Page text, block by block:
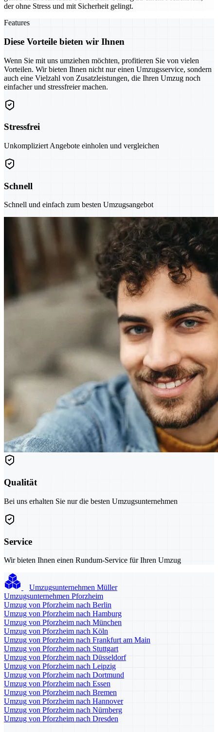
der ohne Stress und mit Sicherheit gelingt.
Features
Diese Vorteile bieten wir Ihnen
Wenn Sie mit uns umziehen möchten, profitieren Sie von vielen
Vorteilen. Wir bieten Ihnen nicht nur einen Umzugsservice, sondern
auch eine Vielzahl von Zusatzleistungen, die Ihren Umzug noch
einfacher und stressfreier machen.
Stressfrei
Unkompliziert Angebote einholen und vergleichen
Schnell
Schnell und einfach zum besten Umzugsangebot
Qualität
Bei uns erhalten Sie nur die besten Umzugsunternehmen
Service
Wir bieten Ihnen einen Rundum-Service für Ihren Umzug
Umzugsunternehmen Müller
Umzugsunternehmen Pforzheim
Umzug von Pforzheim nach Berlin
Umzug von Pforzheim nach Hamburg
Umzug von Pforzheim nach München
Umzug von Pforzheim nach Köln
Umzug von Pforzheim nach Frankfurt am Main
Umzug von Pforzheim nach Stuttgart
Umzug von Pforzheim nach Düsseldorf
Umzug von Pforzheim nach Leipzig
Umzug von Pforzheim nach Dortmund
Umzug von Pforzheim nach Essen
Umzug von Pforzheim nach Bremen
Umzug von Pforzheim nach Hannover
Umzug von Pforzheim nach Nürnberg
Umzug von Pforzheim nach Dresden